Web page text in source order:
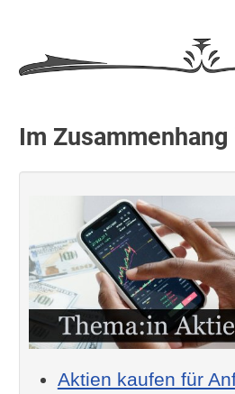
Im
Aktien kaufen für